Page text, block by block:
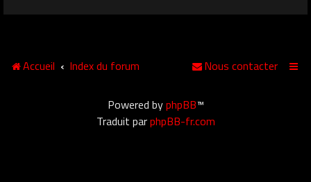
Accueil Index du forum Nous contacter
Powered byphpBB™
Traduit parphpBB-fr.com